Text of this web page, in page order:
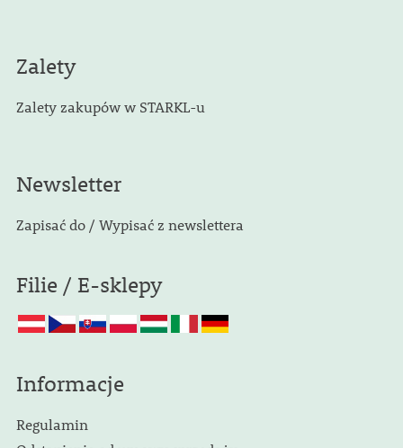
Zalety
Zalety zakupów w STARKL-u
Newsletter
Zapisać do / Wypisać z newslettera
Filie / E-sklepy
Informacje
Regulamin